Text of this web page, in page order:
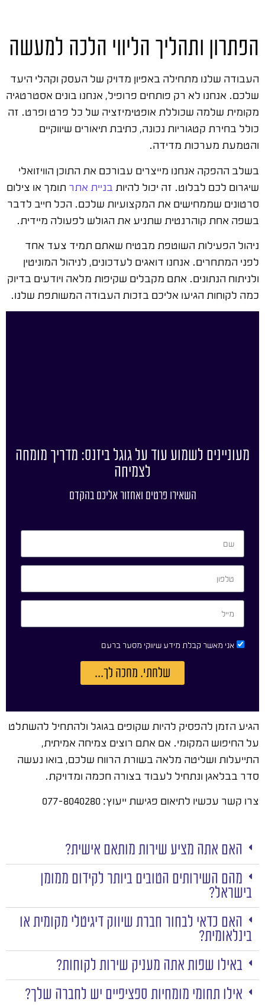
הפתרון ותהליך הליווי הלכה למעשה
העבודה שלנו מתחילה באפיון מדויק של העסק וקהלי היעד
שלכם. אנחנו לא רק פותחים פרופיל, אנחנו בונים אסטרטגיה
מקומית שלמה שכוללת אופטימיזציה של כל פרט ופרט. זה
כולל בחירת קטגוריות נכונה, כתיבת תיאורים שיווקיים
והטמעת מערכות מדידה.
בשלב ההפקה אנחנו מייצרים עבורכם את התוכן הוויזואלי
שיגרום לכם לבלוט. זה יכול להיות בניית אתר תומך או צילום
סרטונים שממחישים את המקצועיות שלכם. הכל חייב לדבר
בשפה אחת קוהרנטית שתניע את הגולש לפעולה מיידית.
ניהול הפעילות השוטפת מבטיח שאתם תמיד צעד אחד
לפני המתחרים. אנחנו דואגים לעדכונים, לניהול המוניטין
ולניתוח הנתונים. אתם מקבלים שקיפות מלאה ויודעים בדיוק
כמה לקוחות הגיעו אליכם בזכות העבודה המשותפת שלנו.
מעוניינים לשמוע עוד על גוגל ביזנס: מדריך מומחה
לצמיחה
השאירו פרטים ואחזור אליכם בהקדם
אני מאשר קבלת מידע שיווקי מסער ברעם
שלחתי. מחכה לך...
הגיע הזמן להפסיק להיות שקופים בגוגל ולהתחיל להשתלט
על החיפוש המקומי. אם אתם רוצים צמיחה אמיתית,
התייעלות ושליטה מלאה בשורת הרווח שלכם, בואו נעשה
סדר בבלאגן ונתחיל לעבוד בצורה חכמה ומדויקת.
צרו קשר עכשיו לתיאום פגישת ייעוץ: 077-8040280
האם אתה מציע שירות מותאם אישית?
מהם השירותים הטובים ביותר לקידום ממומן
בישראל?
האם כדאי לבחור חברת שיווק דיגיטלי מקומית או
בינלאומית?
באילו שפות אתה מעניק שירות לקוחות?
אילו תחומי מומחיות ספציפיים יש לחברה שלך?